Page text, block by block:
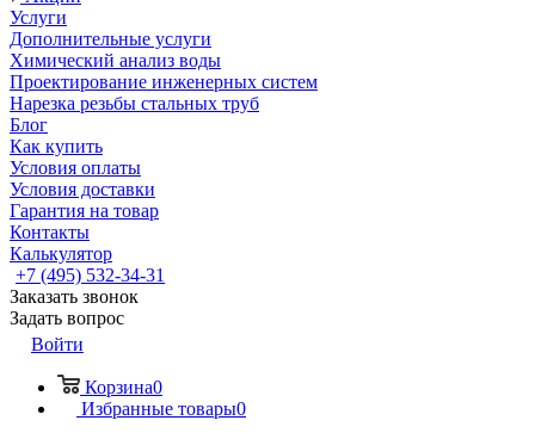
Услуги
Дополнительные услуги
Химический анализ воды
Проектирование инженерных систем
Нарезка резьбы стальных труб
Блог
Как купить
Условия оплаты
Условия доставки
Гарантия на товар
Контакты
Калькулятор
+7 (495) 532‑34‑31
Заказать звонок
Задать вопрос
Войти
Корзина0
Избранные товары0